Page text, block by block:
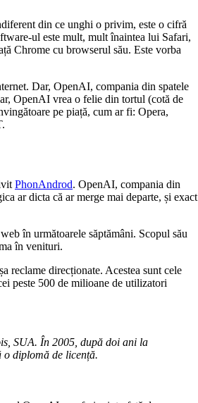
din ce unghi o privim, este o cifră
ul este mult, mult înaintea lui Safari,
Chrome cu browserul său. Este vorba
Dar, OpenAI, compania din spatele
OpenAI vrea o felie din tortul (cotă de
pe piață, cum ar fi: Opera,
PhonAndrod. OpenAI, compania din
ar dicta că ar merge mai departe, și exact
în următoarele săptămâni. Scopul său
în venituri.
reclame direcționate. Acestea sunt cele
peste 500 de milioane de utilizatori
SUA. În 2005, după doi ani la
diplomă de licență.